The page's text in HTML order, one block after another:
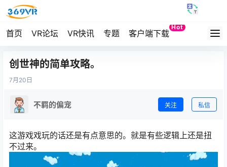
首页 VR论坛 VR快讯 专题 客户端下载
Hot
Quest
创世神的简单攻略。
7月 20日
不羁的偏宠 关注 私信
这游戏戏玩的话还是有点意思的。就是有些逻辑上还是扭
不过来。